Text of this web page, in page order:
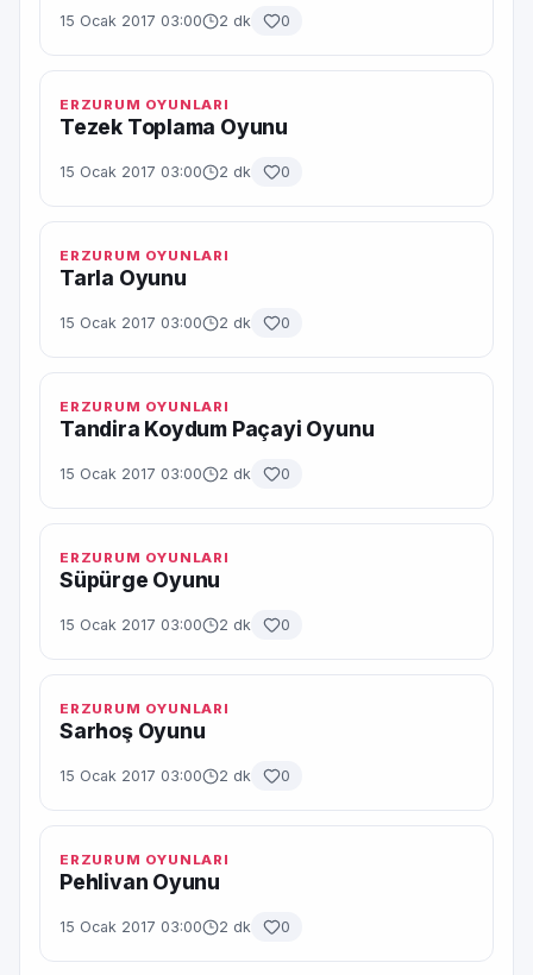
15 Ocak 2017 03:00 2 dk 0
ERZURUM OYUNLARI
Tezek Toplama Oyunu
15 Ocak 2017 03:00 2 dk 0
ERZURUM OYUNLARI
Tarla Oyunu
15 Ocak 2017 03:00 2 dk 0
ERZURUM OYUNLARI
Tandira Koydum Paçayi Oyunu
15 Ocak 2017 03:00 2 dk 0
ERZURUM OYUNLARI
Süpürge Oyunu
15 Ocak 2017 03:00 2 dk 0
ERZURUM OYUNLARI
Sarhoş Oyunu
15 Ocak 2017 03:00 2 dk 0
ERZURUM OYUNLARI
Pehlivan Oyunu
15 Ocak 2017 03:00 2 dk 0